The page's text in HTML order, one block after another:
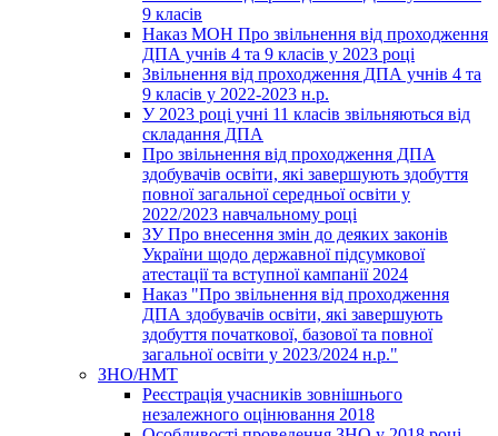
9 класів
Наказ МОН Про звільнення від проходження
ДПА учнів 4 та 9 класів у 2023 році
Звільнення від проходження ДПА учнів 4 та
9 класів у 2022-2023 н.р.
У 2023 році учні 11 класів звільняються від
складання ДПА
Про звільнення від проходження ДПА
здобувачів освіти, які завершують здобуття
повної загальної середньої освіти у
2022/2023 навчальному році
ЗУ Про внесення змін до деяких законів
України щодо державної підсумкової
атестації та вступної кампанії 2024
Наказ "Про звільнення від проходження
ДПА здобувачів освіти, які завершують
здобуття початкової, базової та повної
загальної освіти у 2023/2024 н.р."
ЗНО/НМТ
Реєстрація учасників зовнішнього
незалежного оцінювання 2018